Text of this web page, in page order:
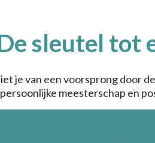
sleutel tot
je van een voorsprong door
meesterschap en